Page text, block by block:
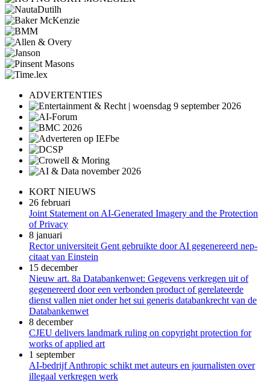
ADVERTENTIES
KORT NIEUWS
26 februari
Joint Statement on AI-Generated Imagery and the Protection
of Privacy
8 januari
Rector universiteit Gent gebruikte door AI gegenereerd nep-
citaat van Einstein
15 december
Nieuw art. 8a Databankenwet: Gegevens verkregen uit of
gegenereerd door een verbonden product of gerelateerde
dienst vallen niet onder het sui generis databankrecht van de
Databankenwet
8 december
CJEU delivers landmark ruling on copyright protection for
works of applied art
1 september
AI-bedrijf Anthropic schikt met auteurs en journalisten over
illegaal verkregen werk